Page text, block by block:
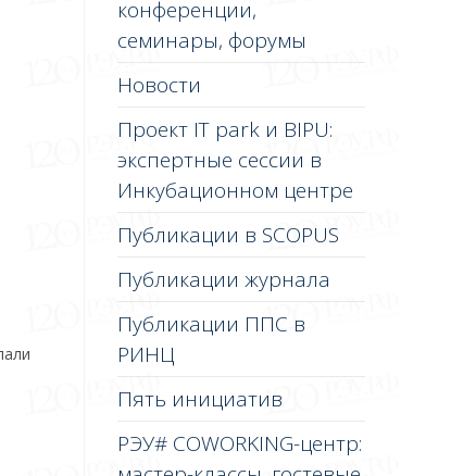
конференции,
семинары, форумы
Новости
Проект IT park и BIPU:
экспертные сессии в
Инкубационном центре
Публикации в SCOPUS
Публикации журнала
Публикации ППС в
РИНЦ
Пять инициатив
РЭУ# COWORKING-центр: